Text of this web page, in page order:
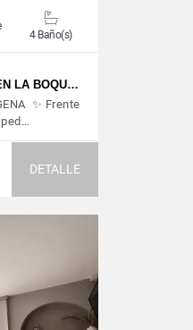
4 Baño(s)
LA BOQU…
✨ Frente
DETALLE